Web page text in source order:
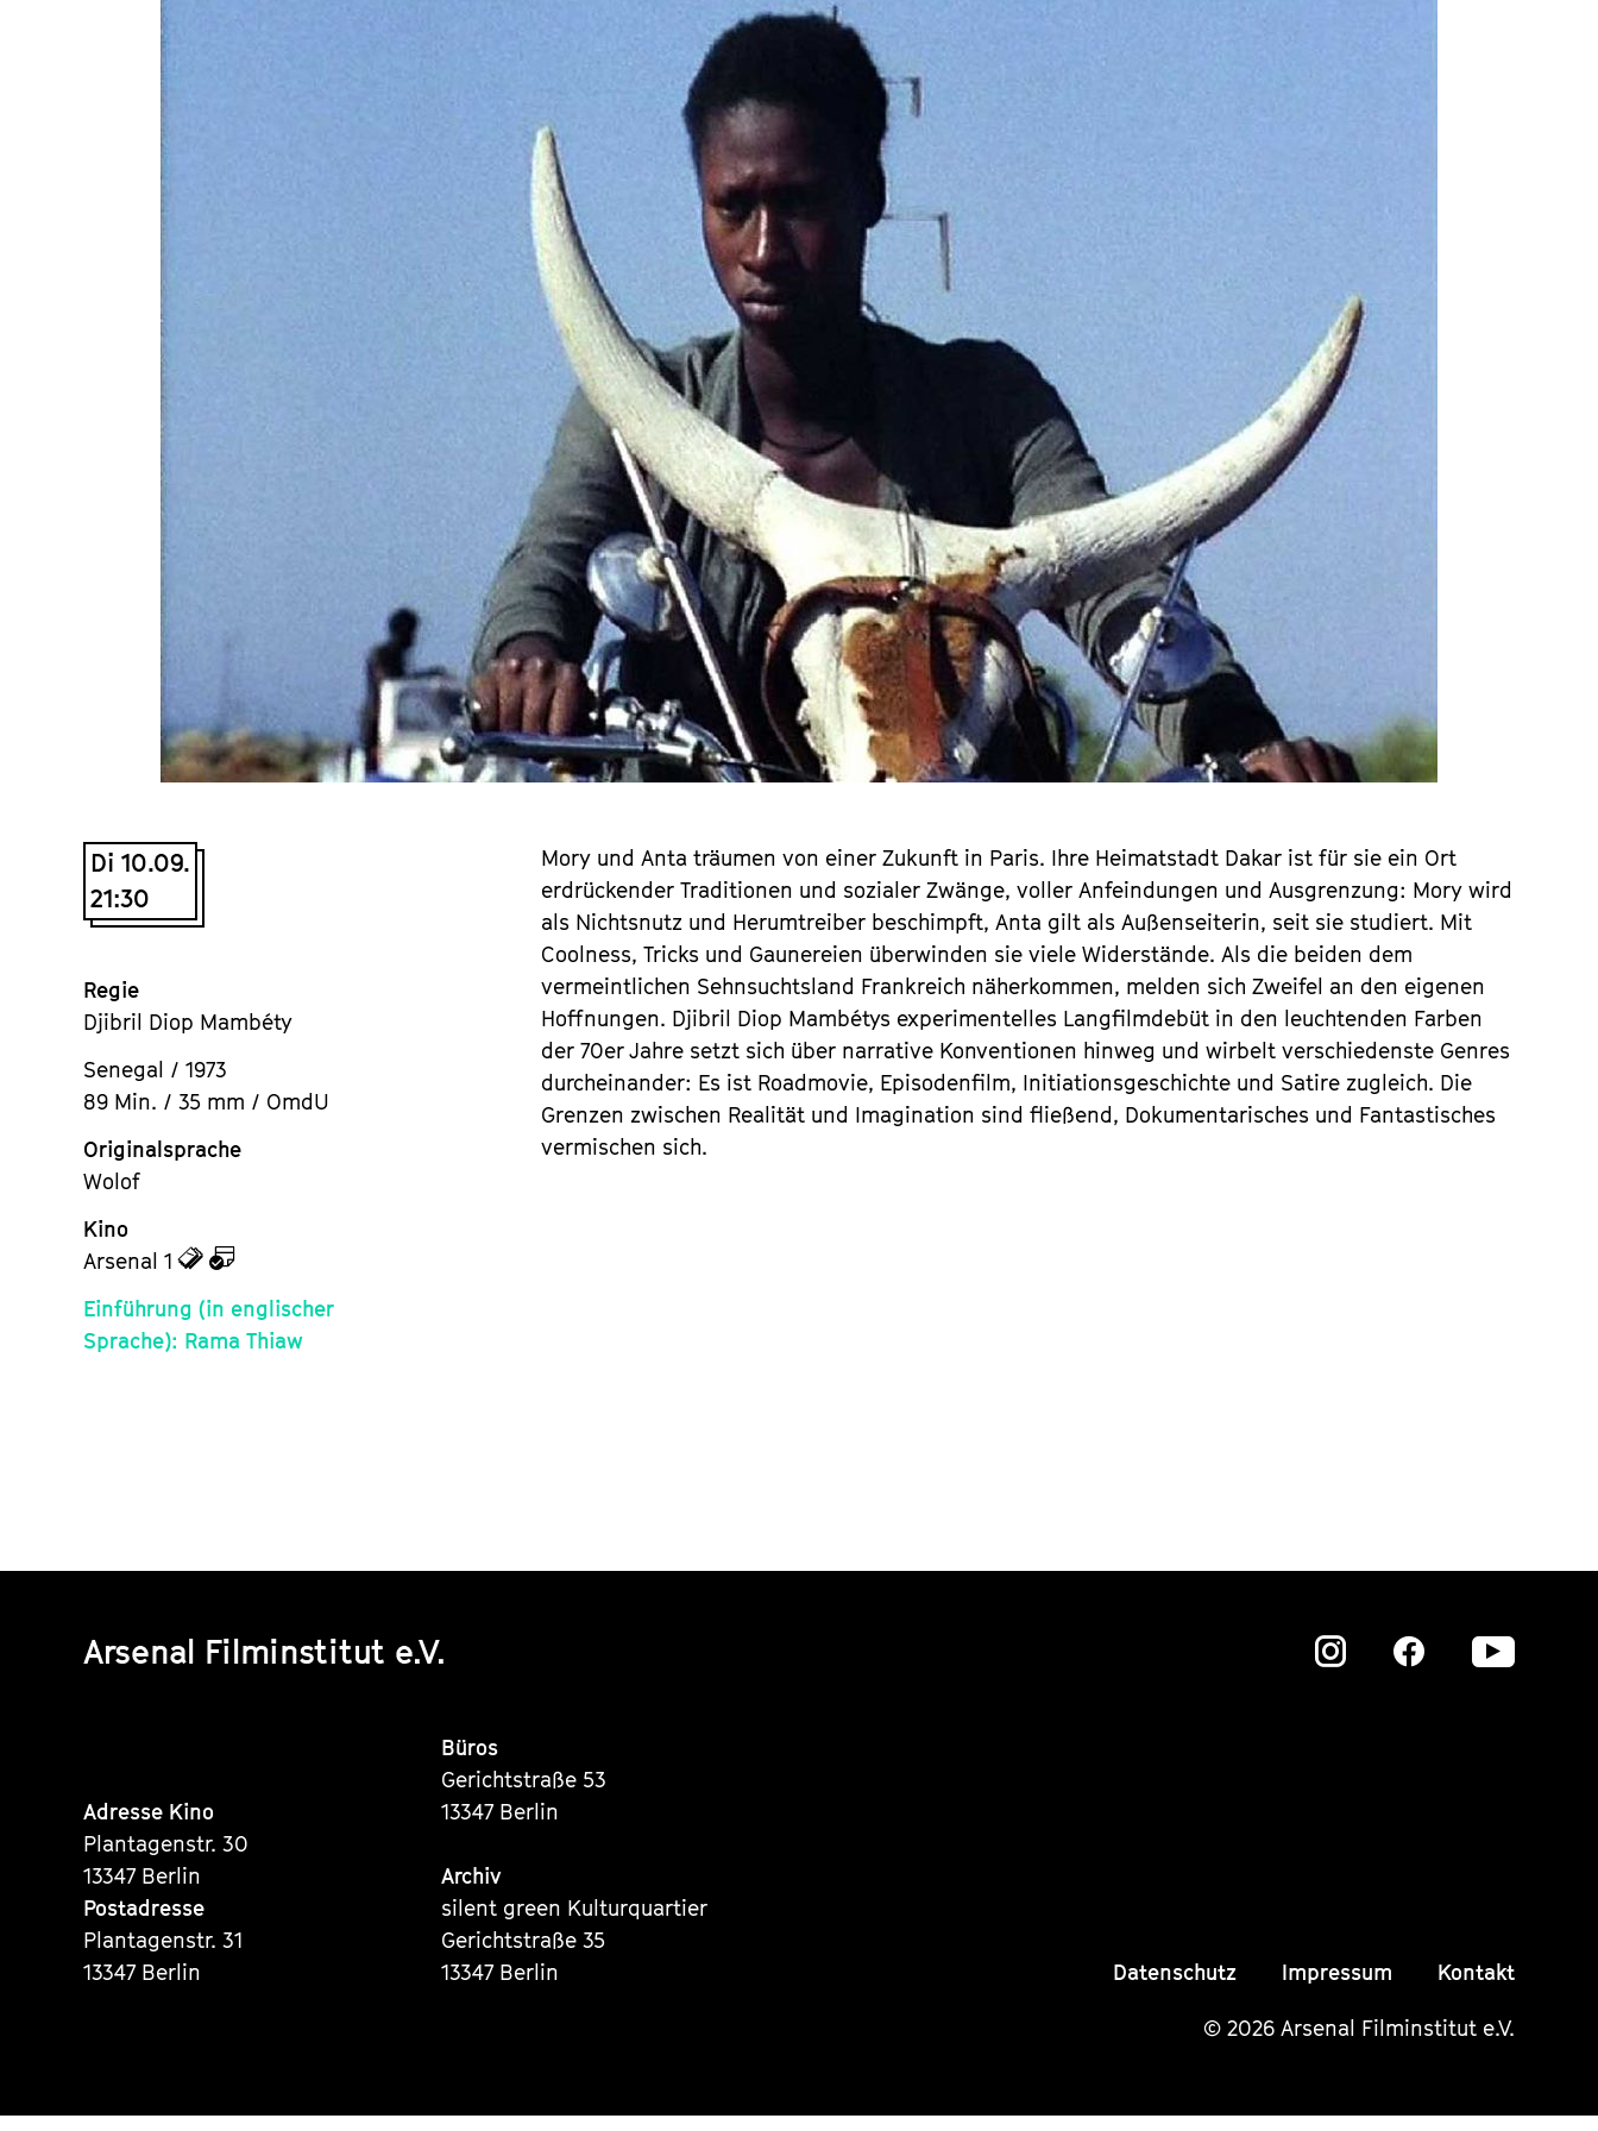
Di 10.09.
21:30
Regie
Djibril Diop Mambéty
Senegal / 1973
89 Min. / 35 mm / OmdU
Originalsprache
Wolof
Kino
Arsenal 1
zu
TicketsKalender
Einführung (in englischer
Sprache): Rama Thiaw
Mory und Anta träumen von einer Zukunft in Paris. Ihre Heimatstadt Dakar ist für sie ein Ort
erdrückender Traditionen und sozialer Zwänge, voller Anfeindungen und Ausgrenzung: Mory wird
als Nichtsnutz und Herumtreiber beschimpft, Anta gilt als Außenseiterin, seit sie studiert. Mit
Coolness, Tricks und Gaunereien überwinden sie viele Widerstände. Als die beiden dem
vermeintlichen Sehnsuchtsland Frankreich näherkommen, melden sich Zweifel an den eigenen
Hoffnungen. Djibril Diop Mambétys experimentelles Langfilmdebüt in den leuchtenden Farben
der 70er Jahre setzt sich über narrative Konventionen hinweg und wirbelt verschiedenste Genres
durcheinander: Es ist Roadmovie, Episodenfilm, Initiationsgeschichte und Satire zugleich. Die
Grenzen zwischen Realität und Imagination sind fließend, Dokumentarisches und Fantastisches
vermischen sich.
Arsenal Filminstitut e.V.
Zu
Zu
Zu
Adresse Kino
Plantagenstr. 30
13347 Berlin
Postadresse
Plantagenstr. 31
13347 Berlin
Büros
Gerichtstraße 53
13347 Berlin
Archiv
silent green Kulturquartier
Gerichtstraße 35
13347 Berlin
Datenschutz Impressum Kontakt
© 2026 Arsenal Filminstitut e.V.